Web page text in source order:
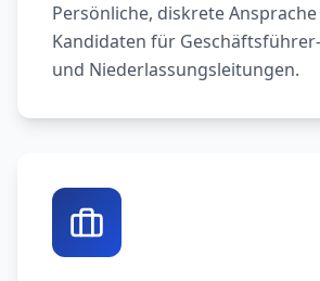
Persönliche, diskrete
Kandidaten für
und Niederlassungsleitungen.